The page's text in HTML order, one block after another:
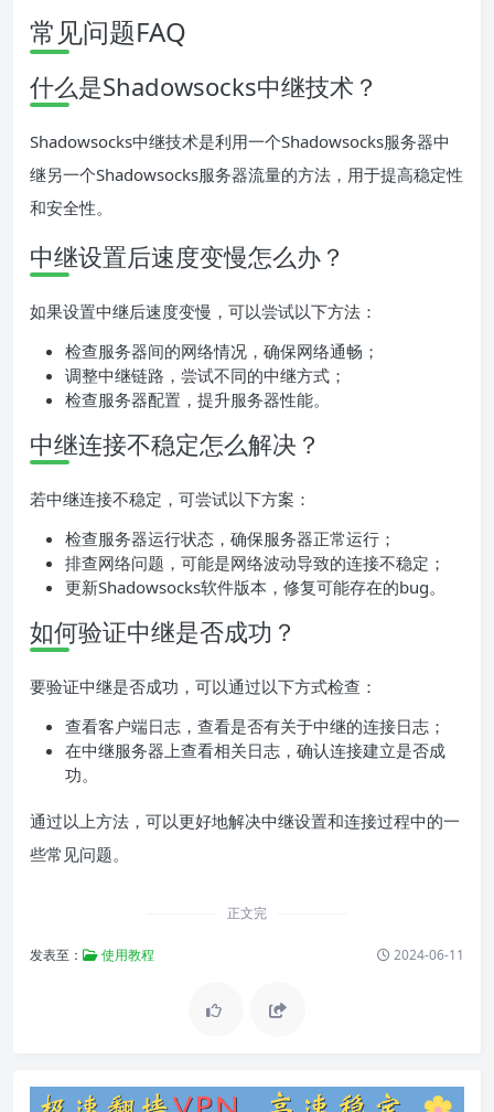
常见问题FAQ
什么是Shadowsocks中继技术？
Shadowsocks中继技术是利用一个Shadowsocks服务器中
继另一个Shadowsocks服务器流量的方法，用于提高稳定性
和安全性。
中继设置后速度变慢怎么办？
如果设置中继后速度变慢，可以尝试以下方法：
检查服务器间的网络情况，确保网络通畅；
调整中继链路，尝试不同的中继方式；
检查服务器配置，提升服务器性能。
中继连接不稳定怎么解决？
若中继连接不稳定，可尝试以下方案：
检查服务器运行状态，确保服务器正常运行；
排查网络问题，可能是网络波动导致的连接不稳定；
更新Shadowsocks软件版本，修复可能存在的bug。
如何验证中继是否成功？
要验证中继是否成功，可以通过以下方式检查：
查看客户端日志，查看是否有关于中继的连接日志；
在中继服务器上查看相关日志，确认连接建立是否成
功。
通过以上方法，可以更好地解决中继设置和连接过程中的一
些常见问题。
正文完
发表至： 使用教程 2024-06-11